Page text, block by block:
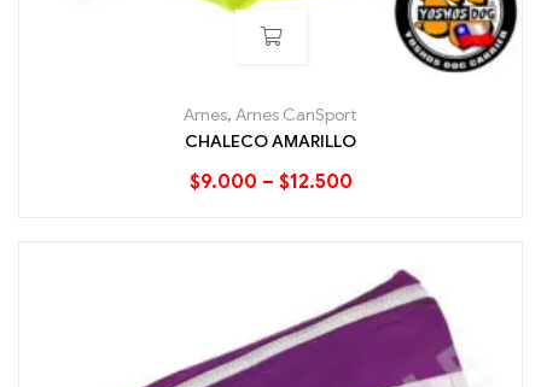
Arnes, Arnes CanSport
CHALECO AMARILLO
$9.000 – $12.500